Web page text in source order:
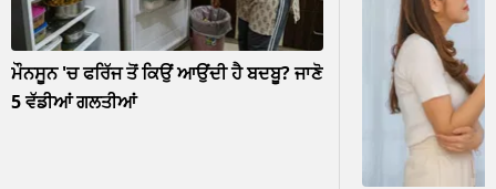
ਮੌਨਸੂਨ 'ਚ ਫਰਿੱਜ ਤੋਂ ਕਿਉਂ ਆਉਂਦੀ ਹੈ ਬਦਬੂ? ਜਾਣੋ
5 ਵੱਡੀਆਂ ਗਲਤੀਆਂ